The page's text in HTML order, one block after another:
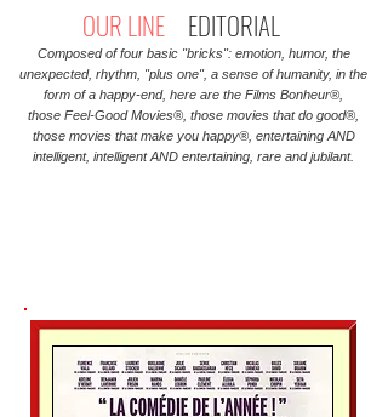
OUR LINE EDITORIAL
Composed of four basic "bricks": emotion, humor, the
unexpected, rhythm, "plus one", a sense of humanity, in the
form of a happy-end, here are the Films Bonheur®,
those Feel-Good Movies®, those movies that do good®,
those movies that make you happy®, entertaining AND
intelligent, intelligent AND entertaining, rare and jubilant.